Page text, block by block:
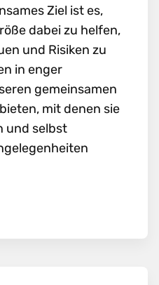
Ziel ist es,
dabei zu helfen,
und Risiken zu
in enger
gemeinsamen
mit denen sie
und selbst